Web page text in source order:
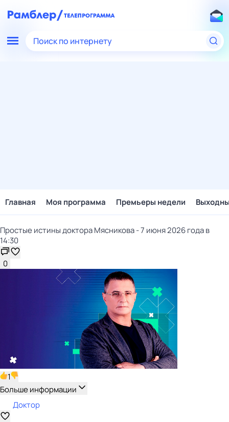
Поиск по интернету
Главная Моя программа Премьеры недели
Простые истины доктора Мясникова - 7 июня 2026 года в
14:30
0
1
Больше информации
Доктор